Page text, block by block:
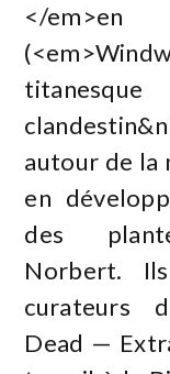
</
autour de la
en
des
Norbert.
curateurs
Dead —